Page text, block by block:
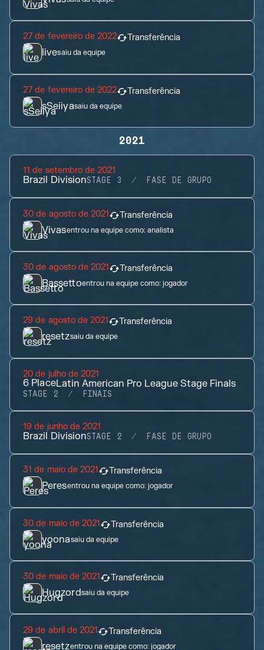
27 de fevereiro de 2022 Transferência
livesaiu da equipe
27 de fevereiro de 2022 Transferência
sSeiiyasaiu da equipe
2021
11 de setembro de 2021
Brazil DivisionSTAGE 3 FASE DE GRUPO
30 de agosto de 2021 Transferência
Vivasentrou na equipe como:analista
30 de agosto de 2021 Transferência
Bassettoentrou na equipe como:jogador
29 de agosto de 2021 Transferência
resetzsaiu da equipe
20 de julho de 2021
6 PlaceLatin American Pro League Stage Finals
STAGE 2 FINAIS
19 de junho de 2021
Brazil DivisionSTAGE 2 FASE DE GRUPO
31 de maio de 2021 Transferência
Peresentrou na equipe como:jogador
30 de maio de 2021 Transferência
yoonasaiu da equipe
30 de maio de 2021 Transferência
Hugzordsaiu da equipe
29 de abril de 2021 Transferência
resetzentrou na equipe como:jogador